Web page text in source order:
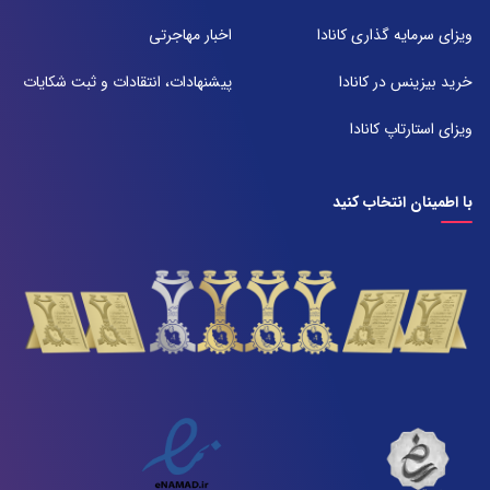
تلفن:
ویزای سرمایه گذاری کانادا
خرید بیزینس در کانادا
ویزای استارتاپ کانادا
اخبار مهاجرتی
پیشنهادات، انتقادات و ثبت شکایات
با اطمینان انتخاب کنید